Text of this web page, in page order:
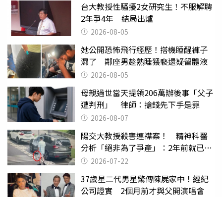
台大教授性騷擾2女研究生！不服解聘
2年爭4年 結局出爐
2026-08-05
她公開恐怖飛行經歷！搭機睡醒褲子
濕了 鄰座男趁熟睡猥褻還疑留體液
2026-08-05
母親過世當天提領206萬辦後事「父子
遭判刑」 律師：搶錢先下手是罪
2026-08-07
陽交大教授殺害連襟案！ 精神科醫
分析「絕非為了爭產」：2年前就已言
行詭異
2026-07-22
37歲星二代男星驚傳陳屍家中！經紀
公司證實 2個月前才與父開演唱會